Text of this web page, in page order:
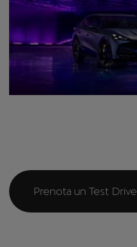
Prenota un Test Drive